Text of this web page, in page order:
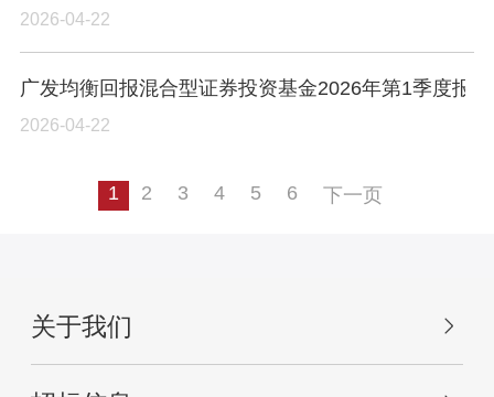
2026-04-22
广发均衡回报混合型证券投资基金2026年第1季度报
2026-04-22
1 2 3 4 5 6 下一页
关于我们